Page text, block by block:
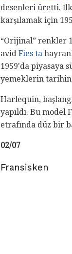
desenleri üretti. İlk
karşılamak için
“Orijinal” renkler
avid Fies ta
1959'da piyasaya
yemeklerin
Harlequin,
yapıldı. Bu model
etrafında düz bir
02/07
Fransisken